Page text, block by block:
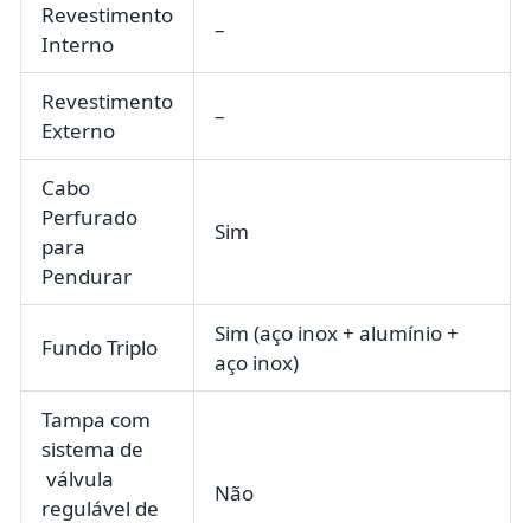
Revestimento
Interno
–
Revestimento
Externo
–
Cabo
Perfurado
para
Pendurar
Sim
Fundo Triplo
Sim (aço inox + alumínio +
aço inox)
Tampa com
sistema de
válvula
regulável de
Não